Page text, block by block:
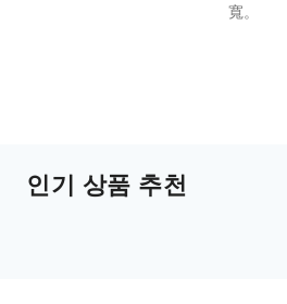
寬。
인기 상품 추천